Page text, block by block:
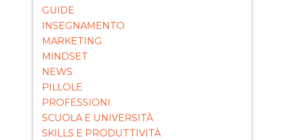
GUIDE
INSEGNAMENTO
MARKETING
MINDSET
NEWS
PILLOLE
PROFESSIONI
SCUOLA E UNIVERSITÀ
SKILLS E PRODUTTIVITÀ